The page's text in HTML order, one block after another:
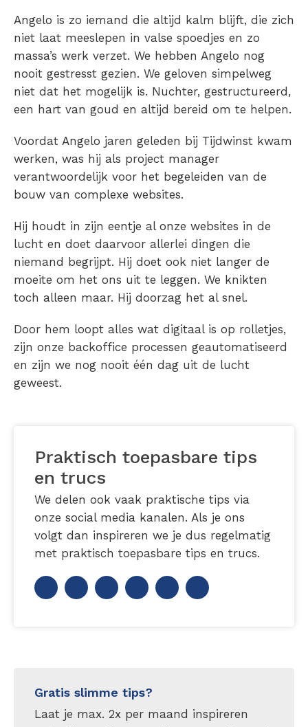
Angelo is zo iemand die altijd kalm blijft, die zich
niet laat meeslepen in valse spoedjes en zo
massa’s werk verzet. We hebben Angelo nog
nooit gestresst gezien. We geloven simpelweg
niet dat het mogelijk is. Nuchter, gestructureerd,
een hart van goud en altijd bereid om te helpen.
Voordat Angelo jaren geleden bij Tijdwinst kwam
werken, was hij als project manager
verantwoordelijk voor het begeleiden van de
bouw van complexe websites.
Hij houdt in zijn eentje al onze websites in de
lucht en doet daarvoor allerlei dingen die
niemand begrijpt. Hij doet ook niet langer de
moeite om het ons uit te leggen. We knikten
toch alleen maar. Hij doorzag het al snel.
Door hem loopt alles wat digitaal is op rolletjes,
zijn onze backoffice processen geautomatiseerd
en zijn we nog nooit één dag uit de lucht
geweest.
Praktisch toepasbare tips
en trucs
We delen ook vaak praktische tips via
onze social media kanalen. Als je ons
volgt dan inspireren we je dus regelmatig
met praktisch toepasbare tips en trucs.
Gratis slimme tips?
Laat je max. 2x per maand inspireren